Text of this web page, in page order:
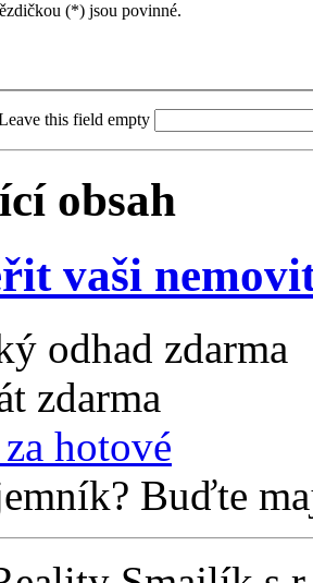
(*) jsou povinné.
this field empty
obsah
vaši
odhad zdarma
zdarma
hotové
Buďte